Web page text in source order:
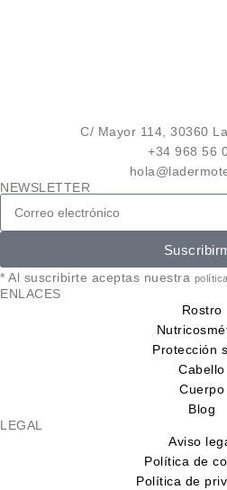
C/ Mayor 114, 30360
+34 968 56
NEWSLETTER
* Al suscribirte aceptas nuestra
ENLACES
Rostro
Protección
Cabello
Cuerpo
Blog
LEGAL
Aviso
Política de
Política de